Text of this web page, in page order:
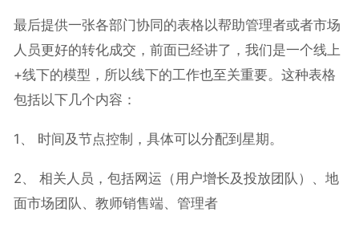
最后提供一张各部门协同的表格以帮助管理者或者市场
人员更好的转化成交，前面已经讲了，我们是一个线上
+线下的模型，所以线下的工作也至关重要。这种表格
包括以下几个内容：
1、 时间及节点控制，具体可以分配到星期。
2、 相关人员，包括网运（用户增长及投放团队）、地
面市场团队、教师销售端、管理者